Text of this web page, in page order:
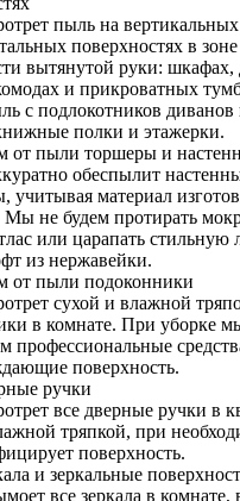
пыль на вертикальных
поверхностях в зоне
вытянутой руки: шкафах,
и прикроватных
с подлокотников диванов
полки и этажерки.
от пыли торшеры и
обеспылит
учитывая материал
Мы не будем протирать
или царапать стильную
из нержавейки.
от пыли подоконники
сухой и влажной
в комнате. При уборке
профессиональные
поверхность.
ручки
все дверные ручки в
тряпкой, при
поверхность.
и зеркальные
все зеркала в комнате,